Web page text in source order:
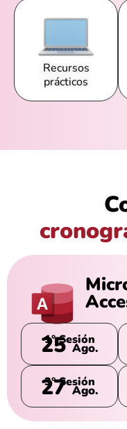
Recursos
prácticos
1° Sesión
25Ago.
3° Sesión
27Ago.